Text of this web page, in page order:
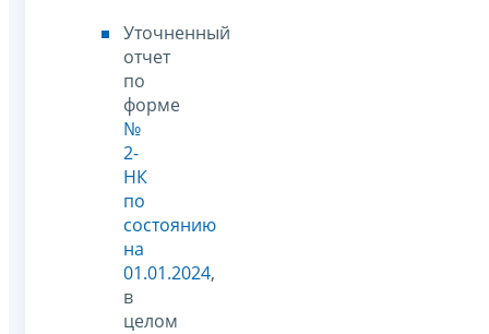
Уточненный
отчет
по
форме
№
2-
НК
по
состоянию
на
01.01.2024,
в
целом